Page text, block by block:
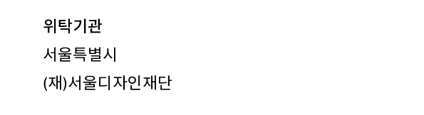
위탁기관
서울특별시
(재)서울디자인재단